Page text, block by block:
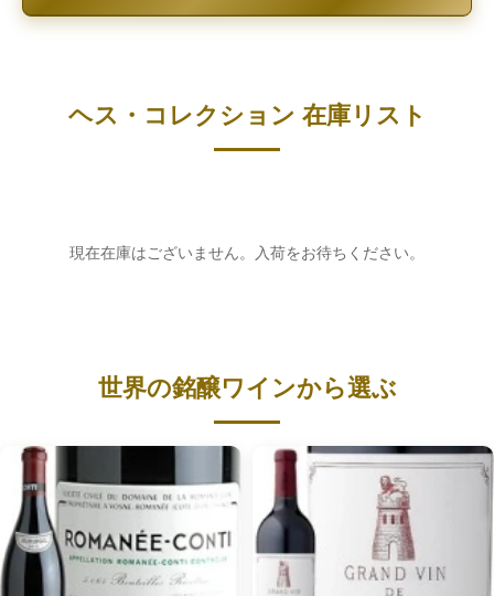
ヘス・コレクション 在庫リスト
現在在庫はございません。入荷をお待ちください。
世界の銘醸ワインから選ぶ